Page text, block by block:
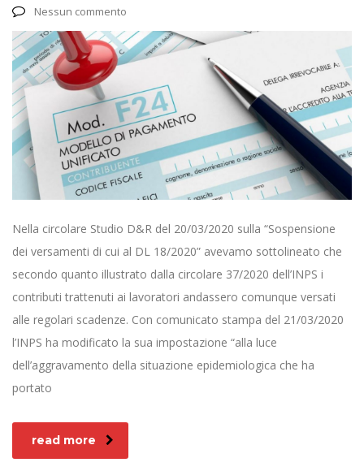
Nessun commento
Nella circolare Studio D&R del 20/03/2020 sulla “Sospensione
dei versamenti di cui al DL 18/2020” avevamo sottolineato che
secondo quanto illustrato dalla circolare 37/2020 dell’INPS i
contributi trattenuti ai lavoratori andassero comunque versati
alle regolari scadenze. Con comunicato stampa del 21/03/2020
l’INPS ha modificato la sua impostazione “alla luce
dell’aggravamento della situazione epidemiologica che ha
portato
read more